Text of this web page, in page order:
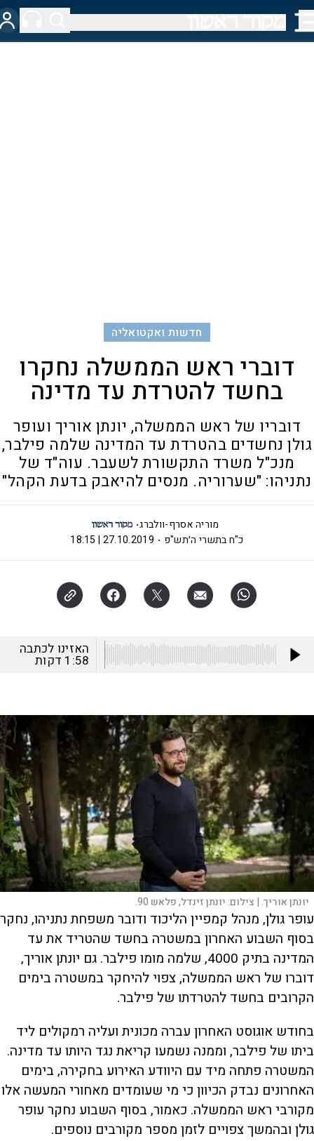
חדשות ואקטואליה
דוברי ראש הממשלה נחקרו
בחשד להטרדת עד מדינה
דובריו של ראש הממשלה, יונתן אוריך ועופר
גולן נחשדים בהטרדת עד המדינה שלמה פילבר,
מנכ"ל משרד התקשורת לשעבר. עוה"ד של
נתניהו: "שערוריה. מנסים להיאבק בדעת הקהל"
מוריה אסרף-וולברג
כ"ח בתשרי ה׳תש"פ
27.10.2019 | 18:15
האזינו לכתבה
1:58 דקות
יונתן אוריך. | צילום:יונתן זינדל, פלאש 90.
עופר גולן, מנהל קמפיין הליכוד ודובר משפחת נתניהו, נחקר
בסוף השבוע האחרון במשטרה בחשד שהטריד את עד
המדינה בתיק 4000, שלמה מומו פילבר. גם יונתן אוריך,
דוברו של ראש הממשלה, צפוי להיחקר במשטרה בימים
הקרובים בחשד להטרדתו של פילבר.
בחודש אוגוסט האחרון עברה מכונית ועליה רמקולים ליד
ביתו של פילבר, וממנה נשמעו קריאת נגד היותו עד מדינה.
המשטרה פתחה מיד עם היוודע האירוע בחקירה, בימים
האחרונים נבדק הכיוון כי מי שעומדים מאחורי המעשה אלו
מקורבי ראש הממשלה. כאמור, בסוף השבוע נחקר עופר
גולן ובהמשך צפויים לזמן מספר מקורבים נוספים.